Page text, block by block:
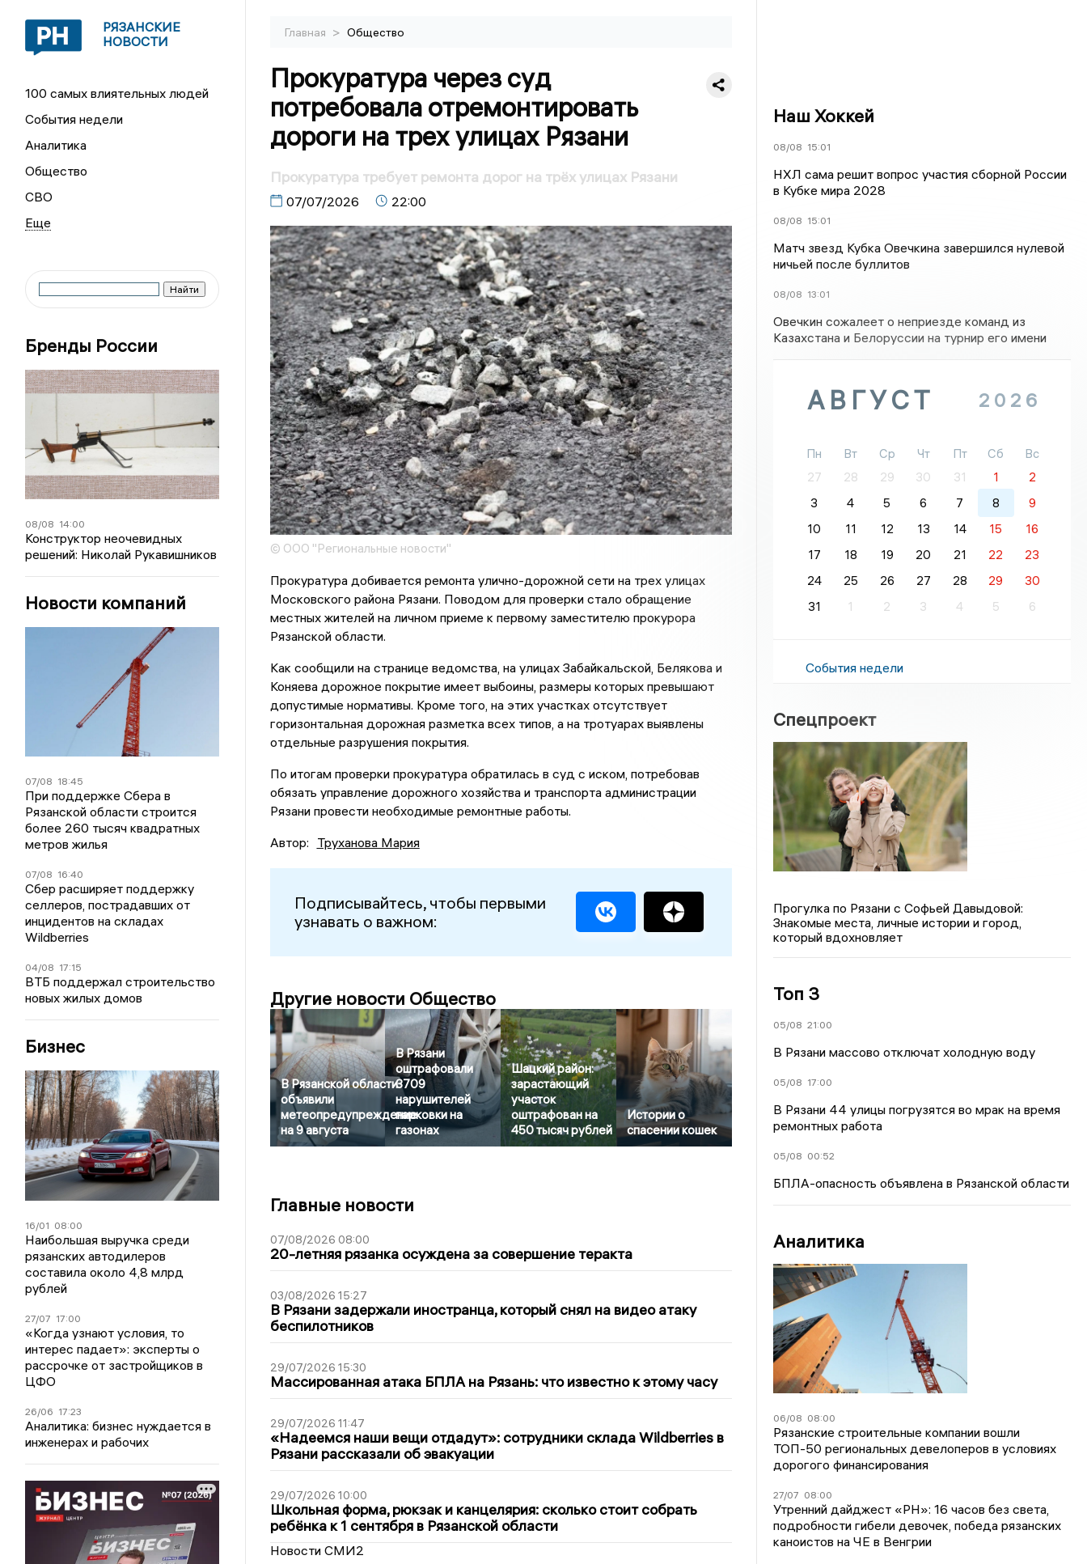
РЯЗАНСКИЕ
НОВОСТИ
100 самых влиятельных людей
События недели
Аналитика
Общество
СВО
Бренды России
08/08 14:00
Конструктор неочевидных
решений: Николай Рукавишников
Новости компаний
07/08 18:45
При поддержке Сбера в
Рязанской области строится
более 260 тысяч квадратных
метров жилья
07/08 16:40
Сбер расширяет поддержку
селлеров, пострадавших от
инцидентов на складах
Wildberries
04/08 17:15
ВТБ поддержал строительство
новых жилых домов
Бизнес
16/01 08:00
Наибольшая выручка среди
рязанских автодилеров
составила около 4,8 млрд
рублей
27/07 17:00
«Когда узнают условия, то
интерес падает»: эксперты о
рассрочке от застройщиков в
ЦФО
26/06 17:23
Аналитика: бизнес нуждается в
инженерах и рабочих
Главная > Общество
Прокуратура через суд
потребовала отремонтировать
дороги на трех улицах Рязани
Прокуратура требует ремонта дорог на трёх улицах Рязани
07/07/2026 22:00
© ООО "Региональные новости"
Прокуратура добивается ремонта улично-дорожной сети на трех улицах
Московского района Рязани. Поводом для проверки стало обращение
местных жителей на личном приеме к первому заместителю прокурора
Рязанской области.
Как сообщили на странице ведомства, на улицах Забайкальской, Белякова и
Коняева дорожное покрытие имеет выбоины, размеры которых превышают
допустимые нормативы. Кроме того, на этих участках отсутствует
горизонтальная дорожная разметка всех типов, а на тротуарах выявлены
отдельные разрушения покрытия.
По итогам проверки прокуратура обратилась в суд с иском, потребовав
обязать управление дорожного хозяйства и транспорта администрации
Рязани провести необходимые ремонтные работы.
Автор: Труханова Мария
Подписывайтесь, чтобы первыми
узнавать о важном:
Другие новости Общество
В Рязанской области
объявили
метеопредупреждение
на 9 августа
В Рязани
оштрафовали
3709
нарушителей
парковки на
газонах
Шацкий район:
зарастающий
участок
оштрафован на
450 тысяч рублей
Истории о
спасении кошек
Главные новости
07/08/2026 08:00
20-летняя рязанка осуждена за совершение теракта
03/08/2026 15:27
В Рязани задержали иностранца, который снял на видео атаку
беспилотников
29/07/2026 15:30
Массированная атака БПЛА на Рязань: что известно к этому часу
29/07/2026 11:47
«Надеемся наши вещи отдадут»: сотрудники склада Wildberries в
Рязани рассказали об эвакуации
29/07/2026 10:00
Школьная форма, рюкзак и канцелярия: сколько стоит собрать
ребёнка к 1 сентября в Рязанской области
Новости СМИ2
Наш Хоккей
08/08 15:01
НХЛ сама решит вопрос участия сборной России
в Кубке мира 2028
08/08 15:01
Матч звезд Кубка Овечкина завершился нулевой
ничьей после буллитов
08/08 13:01
Овечкин сожалеет о неприезде команд из
Казахстана и Белоруссии на турнир его имени
АВГУСТ 2026
Пн Вт Ср Чт Пт Сб
Вс
27
28 29 30 31 1
2
3
4 5 6 7 8
9
10
11 12 13 14 15
16
17
18 19 20 21 22
23
24
25 26 27 28 29
30
31
1 2 3 4 5 6
События недели
Спецпроект
Прогулка по Рязани с Софьей Давыдовой:
Знакомые места, личные истории и город,
который вдохновляет
Топ 3
05/08 21:00
В Рязани массово отключат холодную воду
05/08 17:00
В Рязани 44 улицы погрузятся во мрак на время
ремонтных работа
05/08 00:52
БПЛА-опасность объявлена в Рязанской области
Аналитика
06/08 08:00
Рязанские строительные компании вошли
ТОП-50 региональных девелоперов в условиях
дорогого финансирования
27/07 08:00
Утренний дайджест «РН»: 16 часов без света,
подробности гибели девочек, победа рязанских
каноистов на ЧЕ в Венгрии